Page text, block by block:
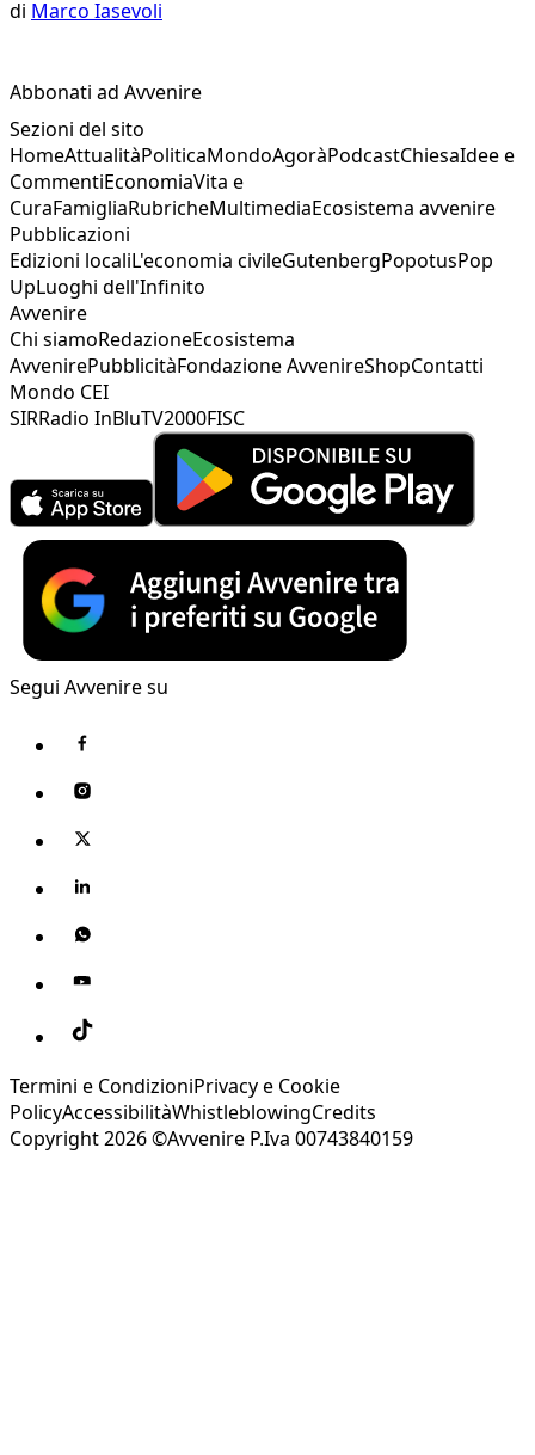
di Marco Iasevoli
Abbonati ad Avvenire
Sezioni del sito
HomeAttualitàPoliticaMondoAgoràPodcastChiesaIdee e
CommentiEconomiaVita e
CuraFamigliaRubricheMultimediaEcosistema avvenire
Pubblicazioni
Edizioni localiL'economia civileGutenbergPopotusPop
UpLuoghi dell'Infinito
Avvenire
Chi siamoRedazioneEcosistema
AvvenirePubblicitàFondazione AvvenireShopContatti
Mondo CEI
SIRRadio InBluTV2000FISC
Segui Avvenire su
Termini e CondizioniPrivacy e Cookie
PolicyAccessibilitàWhistleblowingCredits
Copyright 2026 ©Avvenire P.Iva 00743840159